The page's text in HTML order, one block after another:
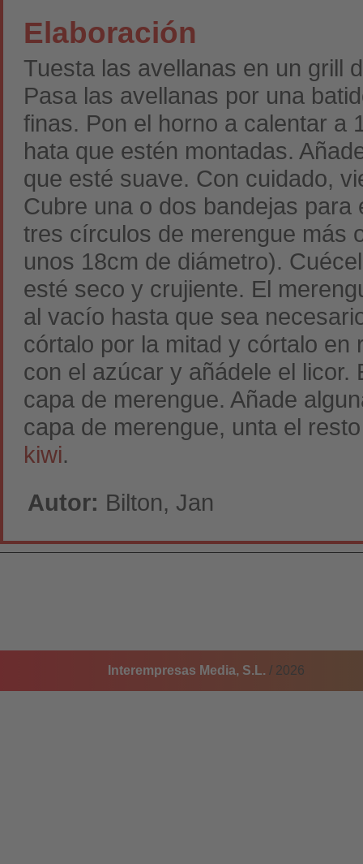
Elaboración
Tuesta las avellanas en un grill
Pasa las avellanas por una
finas. Pon el horno a calentar a
hata que estén montadas.
que esté suave. Con cuidado,
Cubre una o dos bandejas
tres círculos de merengue más
unos 18cm de diámetro).
esté seco y crujiente. El
al vacío hasta que sea
córtalo por la mitad y córtalo
con el azúcar y añádele el
capa de merengue. Añade
capa de merengue, unta el
kiwi.
Autor: Bilton, Jan
Interempresas Media, S.L. / 2026